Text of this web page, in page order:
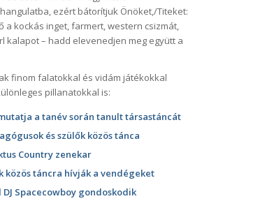
ezért bátorítjuk Önöket,/Titeket:
a kockás inget, farmert, western csizmát,
kalapot – hadd elevenedjen meg együtt a
finom falatokkal és vidám játékokkal
pillanatokkal is:
a tanév során tanult társastáncát
és szülők közös tánca
Country zenekar
közös táncra hívják a vendégeket
Spacecowboy gondoskodik